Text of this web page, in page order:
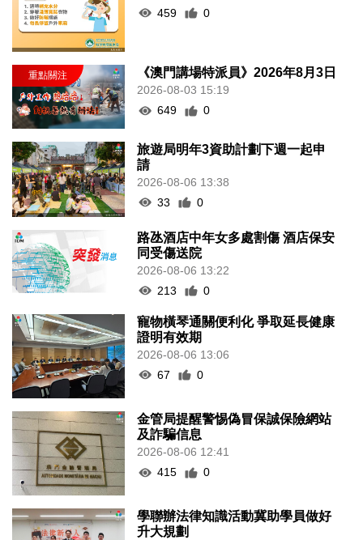
459
0
《澳門講場特派員》2026年8月3日
2026-08-03 15:19
649
0
旅遊局明年3資助計劃下週一起申
請
2026-08-06 13:38
33
0
路氹酒店中年女多處割傷 酒店保安
同受傷送院
2026-08-06 13:22
213
0
寵物橫琴通關便利化 爭取延長健康
證明有效期
2026-08-06 13:06
67
0
金管局提醒警惕偽冒保誠保險網站
及詐騙信息
2026-08-06 12:41
415
0
學聯辦法律知識活動冀助學員做好
升大規劃